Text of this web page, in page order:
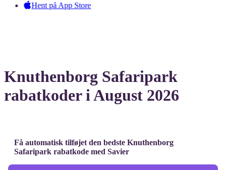
Hent på App Store
Knuthenborg Safaripark
rabatkoder i August 2026
Få automatisk tilføjet den bedste Knuthenborg
Safaripark rabatkode med Savier